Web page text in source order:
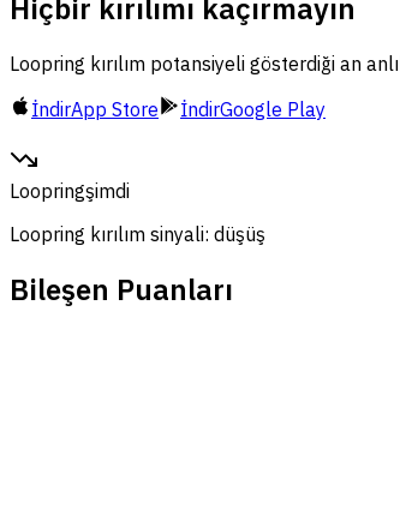
Hiçbir kırılımı kaçırmayın
Loopring kırılım potansiyeli gösterdiği an
İndirApp Store İndirGoogle Play
Loopringşimdi
Loopring kırılım sinyali: düşüş
Bileşen Puanları